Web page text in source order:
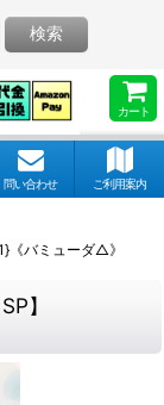
カート
検索
問い合わせ ご利用案内
《バミューダ△》
】